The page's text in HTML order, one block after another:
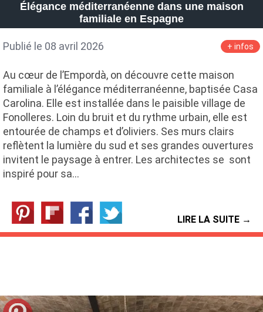
Élégance méditerranéenne dans une maison
familiale en Espagne
Publié le 08 avril 2026 + infos
Au cœur de l’Empordà, on découvre cette maison
familiale à l’élégance méditerranéenne, baptisée Casa
Carolina. Elle est installée dans le paisible village de
Fonolleres. Loin du bruit et du rythme urbain, elle est
entourée de champs et d’oliviers. Ses murs clairs
reflètent la lumière du sud et ses grandes ouvertures
invitent le paysage à entrer. Les architectes se sont
inspiré pour sa…
LIRE LA SUITE →